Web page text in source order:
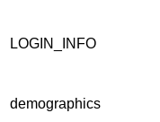
LOGIN_INFO
demographics